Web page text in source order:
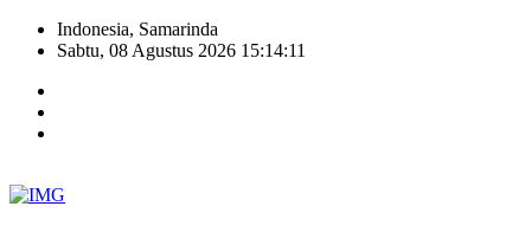
Indonesia, Samarinda
Sabtu, 08 Agustus 2026 15:14:12